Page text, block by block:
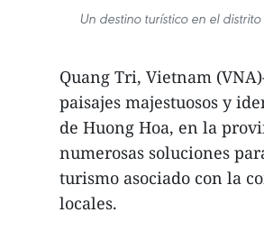
Un destino turístico en el
Quang Tri, Vietnam
paisajes majestuosos y
de Huong Hoa, en la
numerosas soluciones
turismo asociado con la
locales.